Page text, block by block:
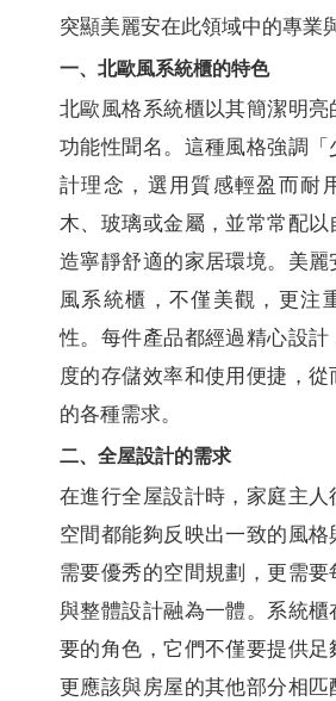
突顯美麗安在此領域中的專業
一、北歐風系統櫃的特色
北歐風格系統櫃以其簡潔明亮
功能性聞名。這種風格強調「
計理念，選用質感輕盈而耐
木、玻璃或金屬，並常常配以
造寧靜舒適的家居環境。美麗
風系統櫃，不僅美觀，更注
性。每件產品都經過精心設計
度的存儲效率和使用便捷，
的各種需求。
二、全屋設計的需求
在進行全屋設計時，家庭主人
空間都能夠反映出一致的風格
需要優秀的空間規劃，更需
與整體設計融為一體。系統
要的角色，它們不僅要提供足
更應該與房屋的其他部分相